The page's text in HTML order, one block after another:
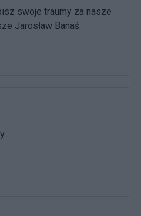
swoje traumy za nasze
Jarosław Banaś